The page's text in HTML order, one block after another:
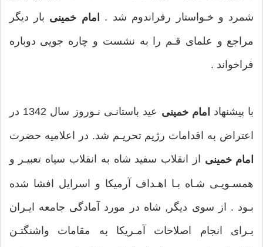
شمرد و خـواستار رفراندوم شد . امام خمينى بار ديگر
مراجع و علماى قـم را به نشست و چاره جويى دوباره
فراخواند .
با پيشنهاد امام خمينى عيد باستانـى نـوروز سال 1342 در
اعتراض به اقدامات رژيم تحريـم شد. در اعلاميه حضرت
امام خمينى از انقلاب سفيد شاه به انقلاب سياه تعبيـر و
همسـويـى شـاه بـا اهـداف آرميكا و اسرايل افشا شده
بـود . از سوى ديگر, شاه در مورد آمادگى جامعه ايـران
بـراى انجام اصلاحات آمـريكا به مقامات واشنگتـن